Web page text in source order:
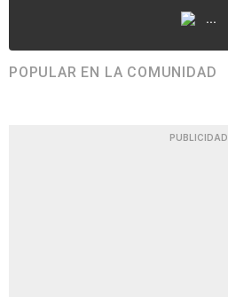
...
POPULAR EN LA COMUNIDAD
PUBLICIDAD